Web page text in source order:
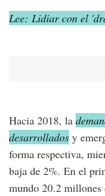
Lee: Lidiar con el
Hacia 2018, la
desarrollados y
forma respectiva,
baja de 2%. En el
mundo 20.2